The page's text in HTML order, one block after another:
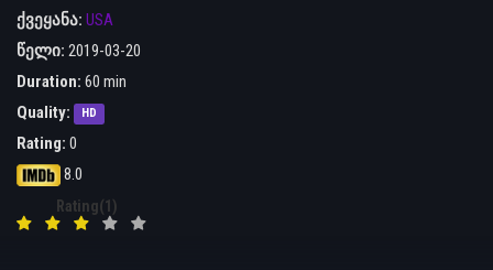
ქვეყანა: USA
წელი: 2019-03-20
Duration: 60 min
Quality:
HD
Rating: 0
8.0
Rating(1)